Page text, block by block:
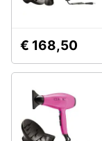
€ 168,50